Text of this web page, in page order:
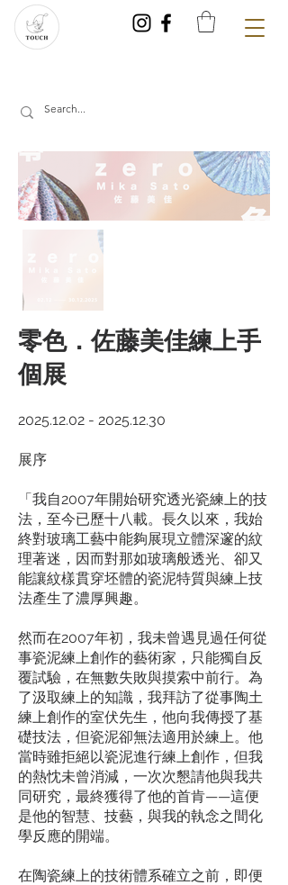
零色．佐藤美佳練上手
個展
2025.12.02 - 2025.12.30
展序​
「我自2007年開始研究透光瓷練上的技
法，至今已歷十八載。長久以來，我始
終對玻璃工藝中能夠展現立體深邃的紋
理著迷，因而對那如玻璃般透光、卻又
能讓紋樣貫穿坯體的瓷泥特質與練上技
法產生了濃厚興趣。
然而在2007年初，我未曾遇見過任何從
事瓷泥練上創作的藝術家，只能獨自反
覆試驗，在無數失敗與摸索中前行。為
了汲取練上的知識，我拜訪了從事陶土
練上創作的室伏先生，他向我傳授了基
礎技法，但瓷泥卻無法適用於練上。他
當時雖拒絕以瓷泥進行練上創作，但我
的熱忱未曾消減，一次次懇請他與我共
同研究，最終獲得了他的首肯——這便
是他的智慧、技藝，與我的執念之間化
學反應的開端。
在陶瓷練上的技術體系確立之前，即便